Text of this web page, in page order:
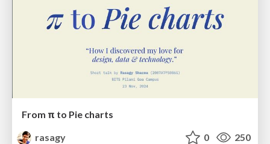
From π to Pie charts
rasagy
0 250